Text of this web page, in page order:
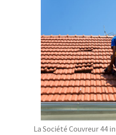
La Société Couvreur 44